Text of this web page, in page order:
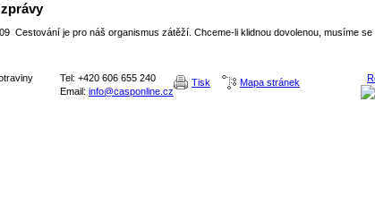
Cestování je pro náš organismus zátěží. Chceme-li klidnou dovolenou, musíme se
Tel: +420 606 655 240
Email: info@casponline.cz
Tisk Mapa stránek